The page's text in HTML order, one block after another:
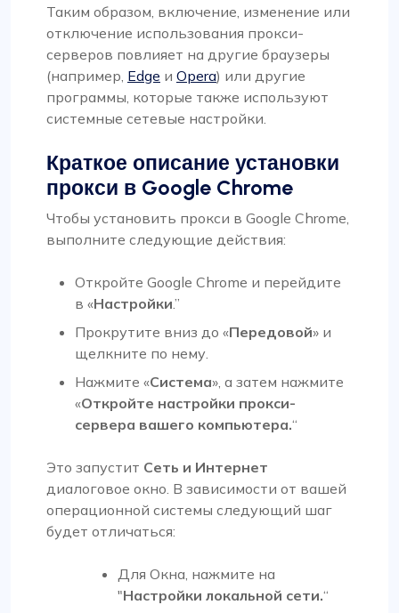
Таким образом, включение, изменение или
отключение использования прокси-
серверов повлияет на другие браузеры
(например, Edge и Opera) или другие
программы, которые также используют
системные сетевые настройки.
Краткое описание установки
прокси в Google Chrome
Чтобы установить прокси в Google Chrome,
выполните следующие действия:
Откройте Google Chrome и перейдите
в «Настройки.”
Прокрутите вниз до «Передовой» и
щелкните по нему.
Нажмите «Система», а затем нажмите
«Откройте настройки прокси-
сервера вашего компьютера.“
Это запустит Сеть и Интернет
диалоговое окно. В зависимости от вашей
операционной системы следующий шаг
будет отличаться:
Для Окна , нажмите на
"Настройки локальной сети.“